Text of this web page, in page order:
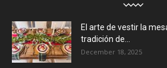
El arte de vestir la
tradición de...
December 18, 2025